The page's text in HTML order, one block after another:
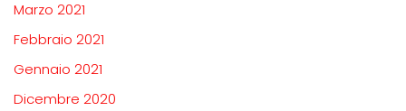
Marzo 2021
Febbraio 2021
Gennaio 2021
Dicembre 2020